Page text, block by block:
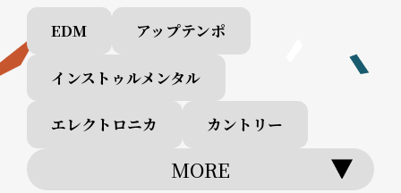
EDM アップテンポ
インストゥルメンタル
エレクトロニカ カントリー
MORE